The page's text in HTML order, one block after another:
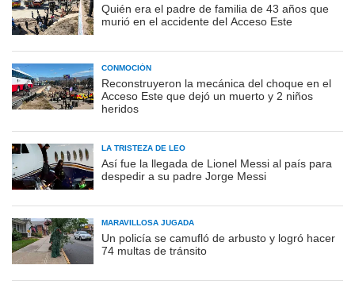
Quién era el padre de familia de 43 años que
murió en el accidente del Acceso Este
CONMOCIÓN
Reconstruyeron la mecánica del choque en el
Acceso Este que dejó un muerto y 2 niños
heridos
LA TRISTEZA DE LEO
Así fue la llegada de Lionel Messi al país para
despedir a su padre Jorge Messi
MARAVILLOSA JUGADA
Un policía se camufló de arbusto y logró hacer
74 multas de tránsito